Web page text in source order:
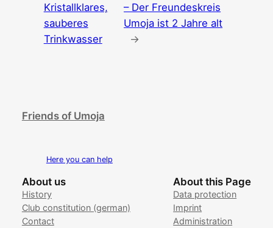
Kristallklares,
sauberes
Trinkwasser
– Der Freundeskreis
Umoja ist 2 Jahre alt
→
Friends of Umoja
Here you can help
About us
History
Club constitution (german)
Contact
About this Page
Data protection
Imprint
Administration